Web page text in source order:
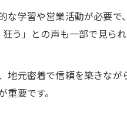
現実的な
司法
司法
な学習や営業活動が必要
う」との声も一部で見ら
地元密着で信頼を築きな
要です。